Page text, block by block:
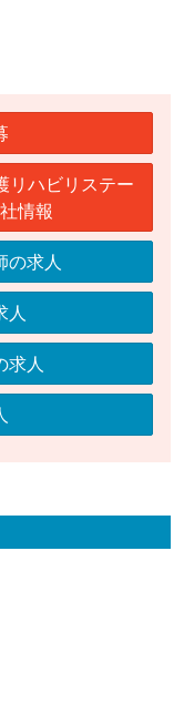
ハビリステー
情報
の求人
人
求人